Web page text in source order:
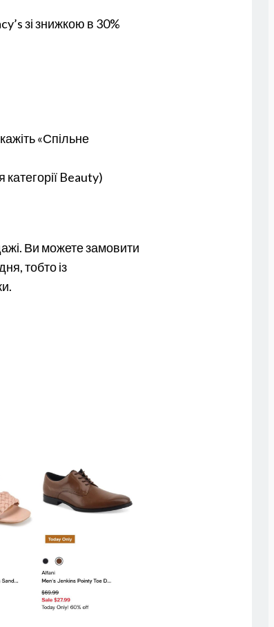
зі знижкою в 30%
«Спільне
Beauty)
Ви можете замовити
тобто із